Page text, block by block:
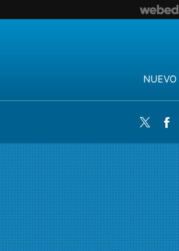
NUEVO
Twitter